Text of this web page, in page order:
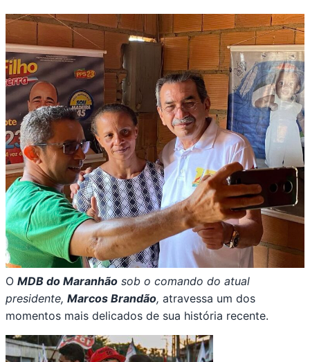
O MDB do Maranhão sob o comando do atual
presidente, Marcos Brandão, atravessa um dos
momentos mais delicados de sua história recente.